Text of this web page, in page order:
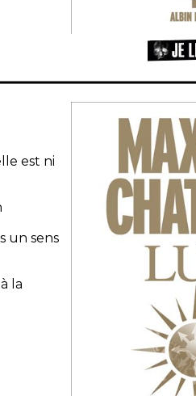
est ni
un sens
la